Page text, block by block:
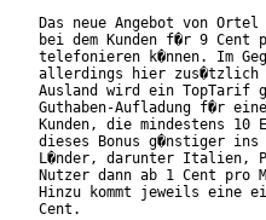
Das neue Angebot von
bei dem Kunden f�r 9
telefonieren k�nnen. Im
allerdings hier zus�tzlich
Ausland wird ein TopTarif
Guthaben-Aufladung f�r
Kunden, die mindestens 10
dieses Bonus g�nstiger
L�nder, darunter Italien,
Nutzer dann ab 1 Cent
Hinzu kommt jeweils eine
Cent.